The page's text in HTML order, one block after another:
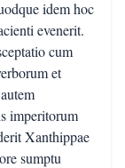
idem hoc
evenerit.
cum
et
imperitorum
Xanthippae
sumptu